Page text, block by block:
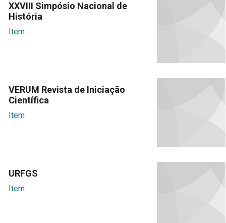
XXVIII Simpósio Nacional de
História
Item
VERUM Revista de Iniciação
Científica
Item
URFGS
Item